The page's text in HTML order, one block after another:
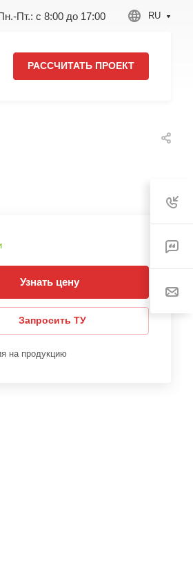
Пт.: с 8:00 до 17:00 RU
РАССЧИТАТЬ ПРОЕКТ
Узнать цену
Запросить ТУ
на продукцию